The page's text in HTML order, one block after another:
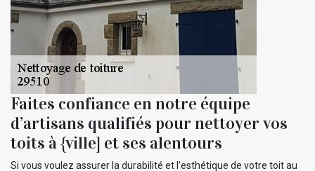
Faites confiance en notre équipe
d’artisans qualifiés pour nettoyer vos
toits à {ville] et ses alentours
Si vous voulez assurer la durabilité et l’esthétique de votre toit au